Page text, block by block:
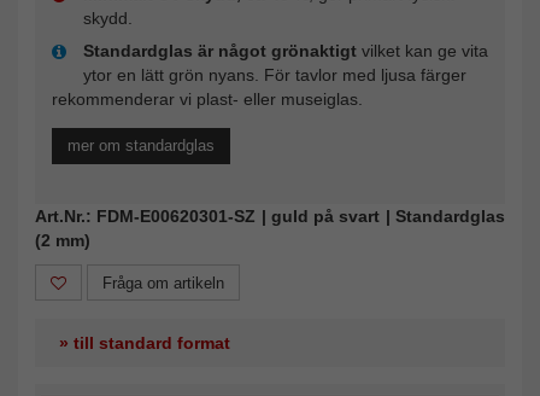
skydd.
Standardglas är något grönaktigt vilket kan ge vita
ytor en lätt grön nyans. För tavlor med ljusa färger
rekommenderar vi plast- eller museiglas.
mer om standardglas
Art.Nr.: FDM-E00620301-SZ | guld på svart | Standardglas
(2 mm)
Fråga om artikeln
» till standard format